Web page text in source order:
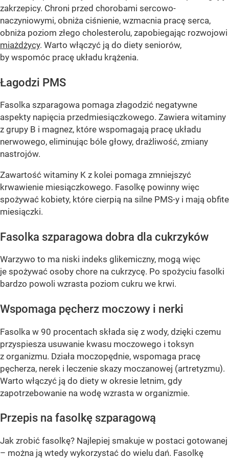
zakrzepicy. Chroni przed chorobami sercowo-
naczyniowymi, obniża ciśnienie, wzmacnia pracę serca,
obniża poziom złego cholesterolu, zapobiegając rozwojowi
miażdżycy. Warto włączyć ją do diety seniorów,
by wspomóc pracę układu krążenia.
Łagodzi PMS
Fasolka szparagowa pomaga złagodzić negatywne
aspekty napięcia przedmiesiączkowego. Zawiera witaminy
z grupy B i magnez, które wspomagają pracę układu
nerwowego, eliminując bóle głowy, drażliwość, zmiany
nastrojów.
Zawartość witaminy K z kolei pomaga zmniejszyć
krwawienie miesiączkowego. Fasolkę powinny więc
spożywać kobiety, które cierpią na silne PMS-y i mają obfite
miesiączki.
Fasolka szparagowa dobra dla cukrzyków
Warzywo to ma niski indeks glikemiczny, mogą więc
je spożywać osoby chore na cukrzycę. Po spożyciu fasolki
bardzo powoli wzrasta poziom cukru we krwi.
Wspomaga pęcherz moczowy i nerki
Fasolka w 90 procentach składa się z wody, dzięki czemu
przyspiesza usuwanie kwasu moczowego i toksyn
z organizmu. Działa moczopędnie, wspomaga pracę
pęcherza, nerek i leczenie skazy moczanowej (artretyzmu).
Warto włączyć ją do diety w okresie letnim, gdy
zapotrzebowanie na wodę wzrasta w organizmie.
Przepis na fasolkę szparagową
Jak zrobić fasolkę? Najlepiej smakuje w postaci gotowanej
– można ją wtedy wykorzystać do wielu dań. Fasolkę